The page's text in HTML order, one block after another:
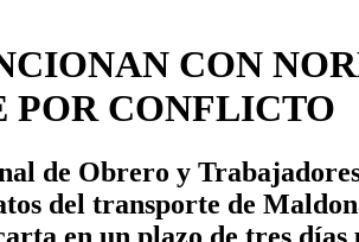
CON
POR CONFLICTO
de Obrero y
del transporte de